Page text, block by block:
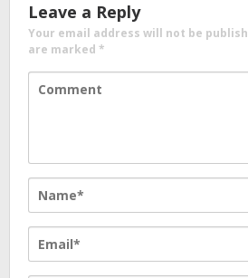
Leave a Reply
Your email address will not be
are marked *